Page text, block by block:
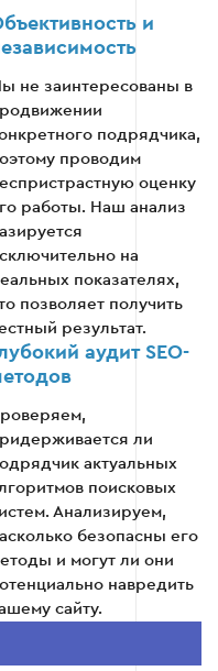
сайта -
работы -
специфику вашего
ли они
вариант по
6
и
не заинтересованы в
подрядчика,
проводим
оценку
работы. Наш анализ
на
показателях,
позволяет получить
результат.
аудит SEO-
ли
актуальных
поисковых
Анализируем,
безопасны его
и могут ли они
навредить
сайту.